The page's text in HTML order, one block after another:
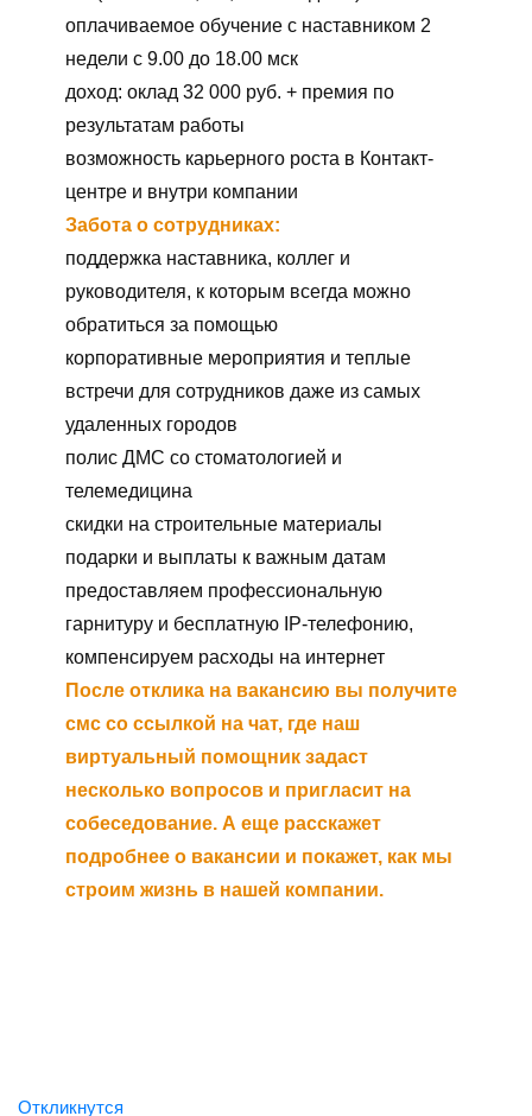
оплачиваемое обучение с наставником 2
недели с 9.00 до 18.00 мск
доход: оклад 32 000 руб. + премия по
результатам работы
возможность карьерного роста в Контакт-
центре и внутри компании
Забота о сотрудниках:
поддержка наставника, коллег и
руководителя, к которым всегда можно
обратиться за помощью
корпоративные мероприятия и теплые
встречи для сотрудников даже из самых
удаленных городов
полис ДМС со стоматологией и
телемедицина
скидки на строительные материалы
подарки и выплаты к важным датам
предоставляем профессиональную
гарнитуру и бесплатную IP-телефонию,
компенсируем расходы на интернет
После отклика на вакансию вы получите
смс со ссылкой на чат, где наш
виртуальный помощник задаст
несколько вопросов и пригласит на
собеседование. А еще расскажет
подробнее о вакансии и покажет, как мы
строим жизнь в нашей компании.
Откликнутся